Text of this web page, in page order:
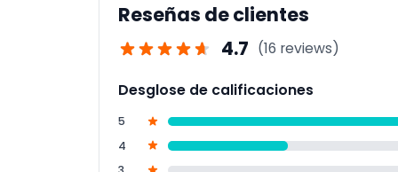
Reseñas de clientes
4.7 (16 reviews)
Desglose de calificaciones
5
4